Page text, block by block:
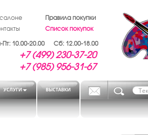
Правила покупки
Список покупок
Пт: 10.00-20.00 Сб: 12.00-18.00
+7 (499) 230-37-20
+7 (985) 956-31-67
УСЛУГИ ВЫСТАВКИ